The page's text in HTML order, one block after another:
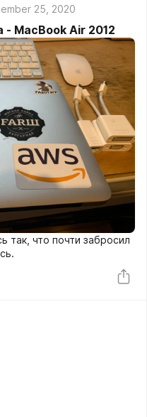
25, 2020
MacBook Air 2012
так, что почти забросил